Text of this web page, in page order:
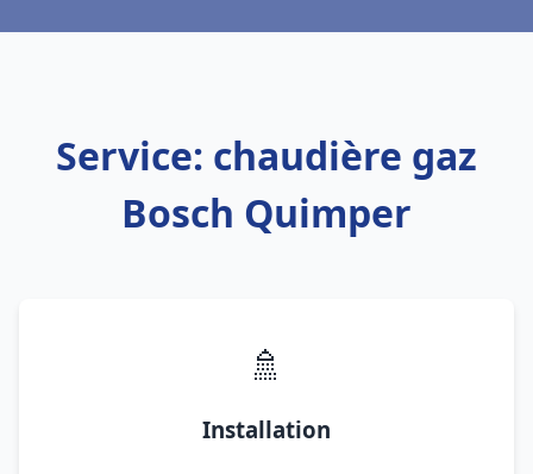
Service: chaudière gaz
Bosch Quimper
🚿
Installation